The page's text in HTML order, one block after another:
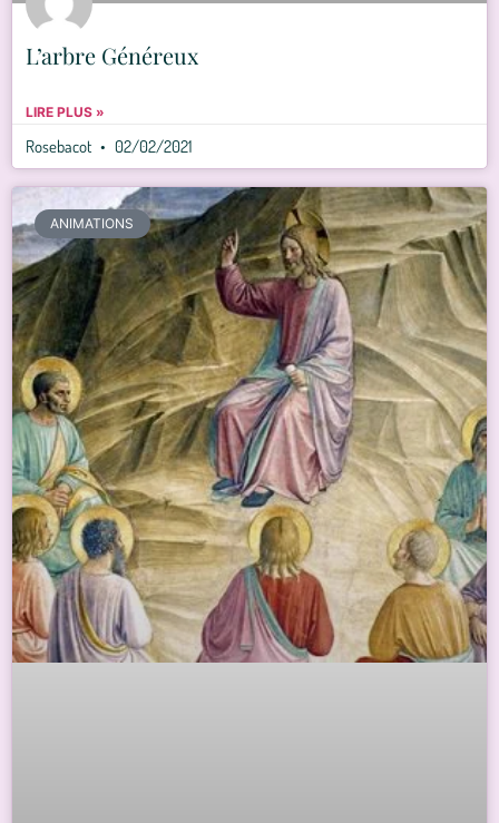
L’arbre Généreux
LIRE PLUS »
Rosebacot 02/02/2021
ANIMATIONS